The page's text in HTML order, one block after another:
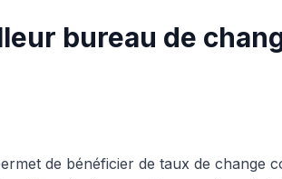
bureau de
de bénéficier de taux de change